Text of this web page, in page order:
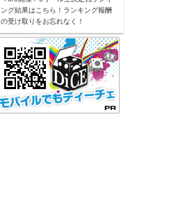
ング結果はこちら！ランキング報酬
の受け取りをお忘れなく！